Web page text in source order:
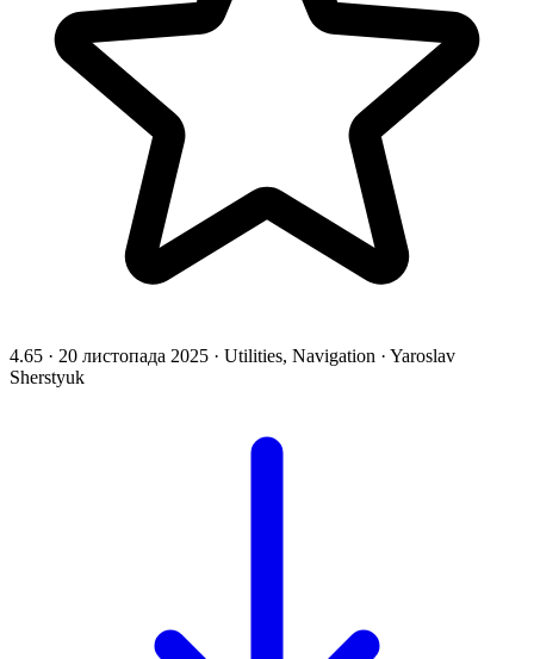
4.65 · 20 листопада 2025 · Utilities, Navigation · Yaroslav
Sherstyuk